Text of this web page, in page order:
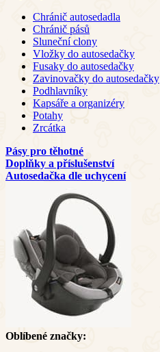
Chránič autosedadla
Chránič pásů
Sluneční clony
Vložky do autosedačky
Fusaky do autosedačky
Zavinovačky do autosedačky
Podhlavníky
Kapsáře a organizéry
Potahy
Zrcátka
Pásy pro těhotné
Doplňky a příslušenství
Autosedačka dle uchycení
Oblíbené značky: